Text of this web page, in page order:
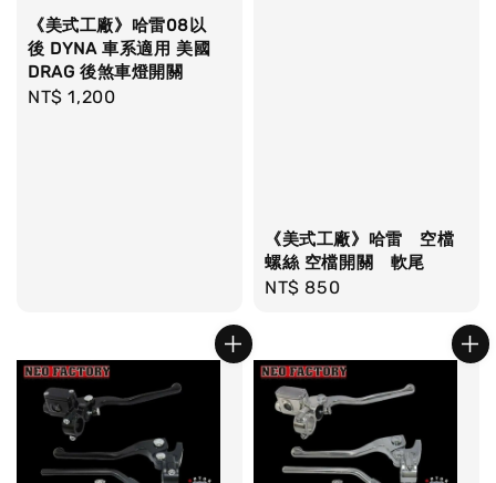
《美式工廠》哈雷08以
後 DYNA 車系適用 美國
DRAG 後煞車燈開關
Regular
NT$ 1,200
《美式工廠》哈雷 空檔
螺絲 空檔開關 軟尾
Regular
NT$ 850